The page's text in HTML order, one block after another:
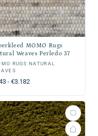
MOMO Rugs
Weaves Perledo 37
RUGS NATURAL
- €3.182